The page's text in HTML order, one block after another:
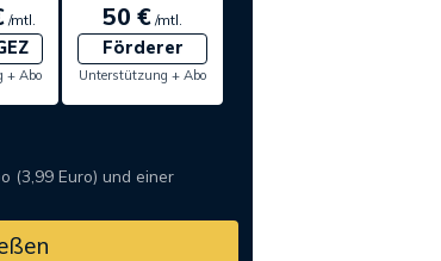
/mtl.
+ Abo
50 € /mtl.
Förderer
Unterstützung + Abo
(3,99 Euro) und einer